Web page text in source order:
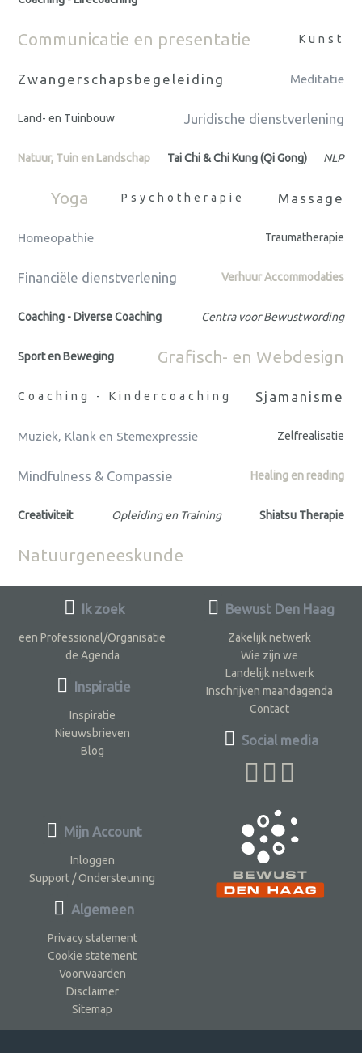
Communicatie en presentatie Kunst
Zwangerschapsbegeleiding Meditatie
Land- en Tuinbouw Juridische dienstverlening
Natuur, Tuin en Landschap Tai Chi & Chi Kung (Qi Gong) NLP
Yoga Psychotherapie Massage
Homeopathie Traumatherapie
Financiële dienstverlening Verhuur Accommodaties
Coaching - Diverse Coaching Centra voor Bewustwording
Sport en Beweging Grafisch- en Webdesign
Coaching - Kindercoaching Sjamanisme
Muziek, Klank en Stemexpressie Zelfrealisatie
Mindfulness & Compassie Healing en reading
Creativiteit Opleiding en Training Shiatsu Therapie
Natuurgeneeskunde
Ik zoek
een Professional/Organisatie
de Agenda
Inspiratie
Inspiratie
Nieuwsbrieven
Blog
Bewust Den Haag
Zakelijk netwerk
Wie zijn we
Landelijk netwerk
Inschrijven maandagenda
Contact
Social media
Mijn Account
Inloggen
Support / Ondersteuning
Algemeen
Privacy statement
Cookie statement
Voorwaarden
Disclaimer
Sitemap